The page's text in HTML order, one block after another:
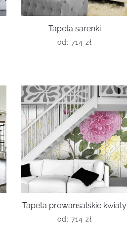
Tapeta sarenki
od: 714 zł
Tapeta prowansalskie kwiaty
od: 714 zł